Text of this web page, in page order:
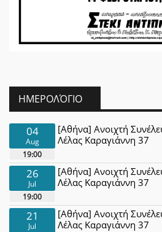
ΗΜΕΡΟΛΌΓΙΟ
04
Aug
19:00
[Αθήνα] Ανοιχτή
Λέλας Καραγιάννη 37
26
Jul
19:00
[Αθήνα] Ανοιχτή
Λέλας Καραγιάννη 37
21
Jul
[Αθήνα] Ανοιχτή
Λέλας Καραγιάννη 37